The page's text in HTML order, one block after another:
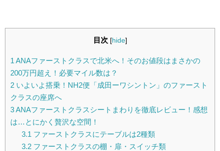
目次 [hide]
1 ANAファーストクラスで北米へ！そのお値段はまさかの
200万円超え！必要マイル数は？
2 いよいよ搭乗！NH2便「成田ーワシントン」のファースト
クラスの座席へ
3ANAファーストクラスシートまわりを徹底レビュー！感想
は…とにかく贅沢な空間！
3.1 ファーストクラスにテーブルは2種類
3.2ファーストクラスの棚・扉・スイッチ類